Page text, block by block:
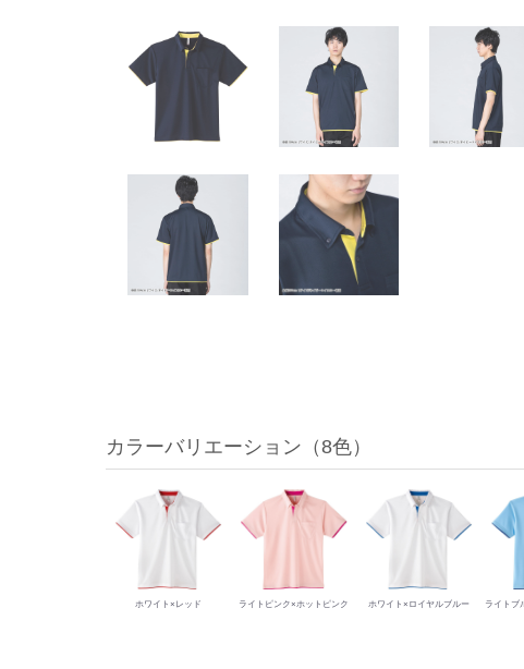
カラーバリエーション（8色）
ホワイト×レッド ライトピンク×ホットピンク ホワイト×ロイヤルブルー ライトブ